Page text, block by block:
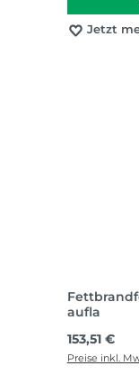
Jetzt
aufla
Regulärer
153,51 €
Preise inkl.